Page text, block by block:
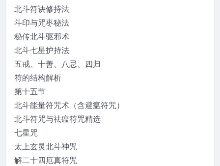
北斗符诀修持法
斗印与咒枣秘法
秘传北斗驱邪术
北斗七星护持法
五戒、十善、八忌、四归
符的结构解析
第十五节
北斗能量符咒术（含避瘟符咒）
北斗符咒与祛瘟符咒精选
七星咒
太上玄灵北斗神咒
解二十四厄真符咒